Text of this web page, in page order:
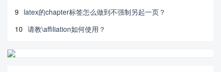
9 latex的chapter标签怎么做到不强制另起一页？
10 请教\affiliation如何使用？